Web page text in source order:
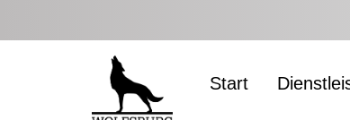
Start